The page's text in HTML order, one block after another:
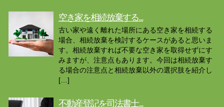
空き家を相続放棄する...
古い家や遠く離れた場所にある空き家を相続する
場合、相続放棄を検討するケースがあると思いま
す。相続放棄すれば不要な空き家を取得せずにす
みますが、注意点もあります。今回は相続放棄す
る場合の注意点と相続放棄以外の選択肢を紹介し
[…]
不動産登記を司法書士...